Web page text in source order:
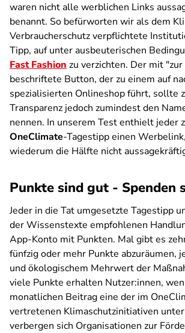
waren nicht alle werblichen Links
benannt. So befürworten wir als dem
Verbraucherschutz verpflichtete
Tipp, auf unter ausbeuterischen
Fast Fashion zu verzichten. Der mit
beschriftete Button, der zu einem auf
spezialisierten Onlineshop führt, sollte
Transparenz jedoch zumindest den
nennen. In unserem Test enthielt jeder
OneClimate-Tagestipp einen
wiederum die Hälfte nicht
Punkte sind gut - Spenden
Jeder in die Tat umgesetzte Tagestipp
der Wissenstexte empfohlenen
App-Konto mit Punkten. Mal gibt es
fünfzig oder mehr Punkte abzuräumen,
und ökologischem Mehrwert der
viele Punkte erhalten Nutzer:innen,
monatlichen Beitrag eine der im
vertretenen Klimaschutzinitiativen
verbergen sich Organisationen zur